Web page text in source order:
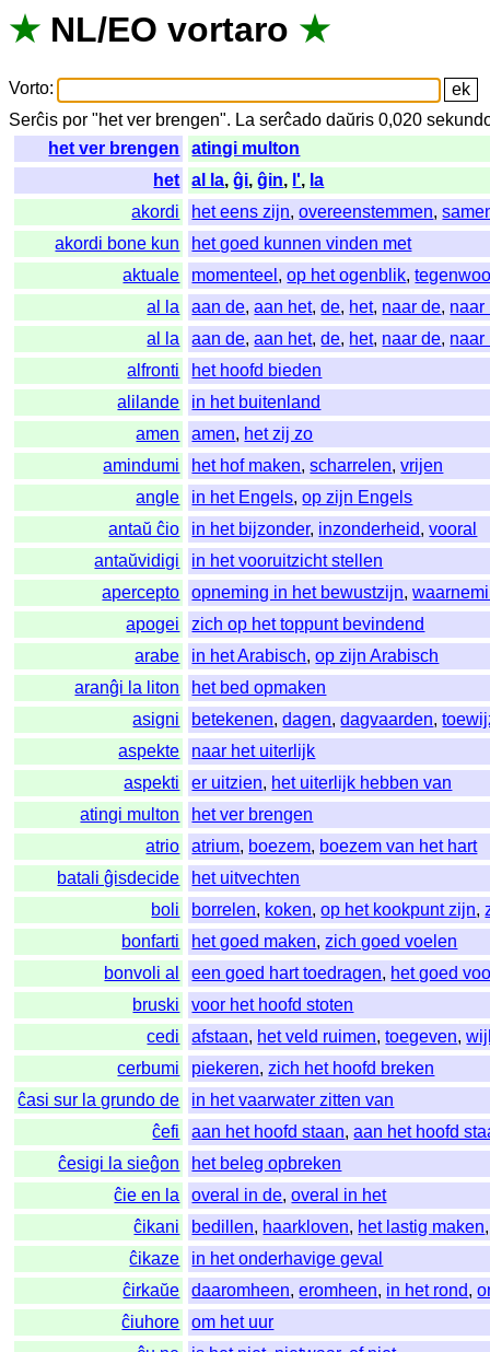
★ NL/EO vortaro ★
Vorto:
Serĉis por "het ver brengen". La serĉado daŭris 0,020
het ver brengen
atingi multon
het
al la,ĝi,ĝin, l', la
akordi
het eens zijn,overeenstemmen,
akordi bone kun
het goed kunnen vinden met
aktuale
momenteel ,op het ogenblik,
al la
aan de,aan het,de, het, naar de, naar
al la
aan de,aan het,de, het, naar de, naar
alfronti
het hoofd bieden
alilande
in het buitenland
amen
amen, het zij zo
amindumi
het hof maken,scharrelen,vrijen
angle
in het Engels,op zijn Engels
antaŭ ĉio
in het bijzonder, inzonderheid,vooral
antaŭvidigi
in het vooruitzicht stellen
apercepto
opneming in het bewustzijn,
apogei
zich op het toppunt bevindend
arabe
in het Arabisch,op zijn Arabisch
aranĝi la liton
het bed opmaken
asigni
betekenen,dagen,dagvaarden,
aspekte
naar het uiterlijk
aspekti
er uitzien, het uiterlijk hebben van
atingi multon
het ver brengen
atrio
atrium, boezem, boezem van het hart
batali ĝisdecide
het uitvechten
boli
borrelen, koken,op het kookpunt zijn,
bonfarti
het goed maken,zich goed voelen
bonvoli al
een goed hart toedragen, het goed
bruski
voor het hoofd stoten
cedi
afstaan, het veld ruimen,toegeven,
cerbumi
piekeren,zich het hoofd breken
ĉasi sur la grundo de
in het vaarwater zitten van
ĉefi
aan het hoofd staan,aan het hoofd
ĉesigi la sieĝon
het beleg opbreken
ĉie en la
overal in de,overal in het
ĉikani
bedillen, haarkloven, het lastig maken
ĉikaze
in het onderhavige geval
ĉirkaŭe
daaromheen,eromheen, in het rond,
ĉiuhore
om het uur